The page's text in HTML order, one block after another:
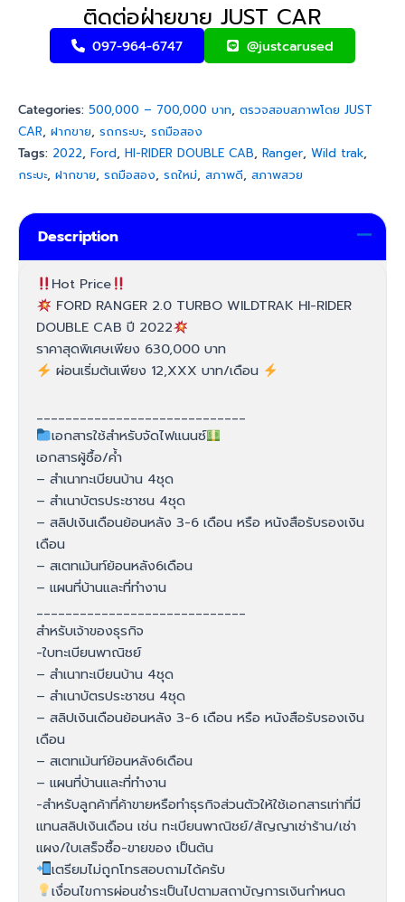
ติดต่อฝ่ายขาย JUST CAR
097-964-6747 @justcarused
Categories: 500,000 – 700,000 บาท, ตรวจสอบสภาพโดย JUST
CAR, ฝากขาย, รถกระบะ, รถมือสอง
Tags: 2022, Ford, HI-RIDER DOUBLE CAB, Ranger, Wild trak,
กระบะ, ฝากขาย, รถมือสอง, รถใหม่, สภาพดี, สภาพสวย
Description
Hot Price
FORD RANGER 2.0 TURBO WILDTRAK HI-RIDER
DOUBLE CAB ปี 2022
ราคาสุดพิเศษเพียง 630,000 บาท
ผ่อนเริ่มต้นเพียง 12,XXX บาท/เดือน
_____________________________
เอกสารใช้สำหรับจัดไฟแนนซ์
เอกสารผู้ซื้อ/ค้ำ
– สำเนาทะเบียนบ้าน 4ชุด
– สำเนาบัตรประชาชน 4ชุด
– สลิปเงินเดือนย้อนหลัง 3-6 เดือน หรือ หนังสือรับรองเงิน
เดือน
– สเตทเม้นท์ย้อนหลัง6เดือน
– แผนที่บ้านและที่ทำงาน
_____________________________
สำหรับเจ้าของธุรกิจ
-ใบทะเบียนพาณิชย์
– สำเนาทะเบียนบ้าน 4ชุด
– สำเนาบัตรประชาชน 4ชุด
– สลิปเงินเดือนย้อนหลัง 3-6 เดือน หรือ หนังสือรับรองเงิน
เดือน
– สเตทเม้นท์ย้อนหลัง6เดือน
– แผนที่บ้านและที่ทำงาน
-สำหรับลูกค้าที่ค้าขายหรือทำธุรกิจส่วนตัวให้ใช้เอกสารเท่าที่มี
แทนสลิปเงินเดือน เช่น ทะเบียนพาณิชย์/สัญญาเช่าร้าน/เช่า
แผง/ใบเสร็จซื้อ-ขายของ เป็นต้น
เตรียมไม่ถูกโทรสอบถามได้ครับ
เงื่อนไขการผ่อนชำระเป็นไปตามสถาบัญการเงินกำหนด